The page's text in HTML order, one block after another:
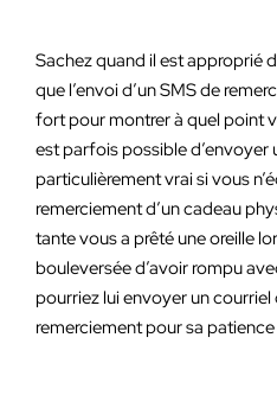
Sachez quand il est approprié
que l’envoi d’un SMS de
fort pour montrer à quel point
est parfois possible d’envoyer
particulièrement vrai si vous
remerciement d’un cadeau
tante vous a prêté une oreille
bouleversée d’avoir rompu
pourriez lui envoyer un
remerciement pour sa